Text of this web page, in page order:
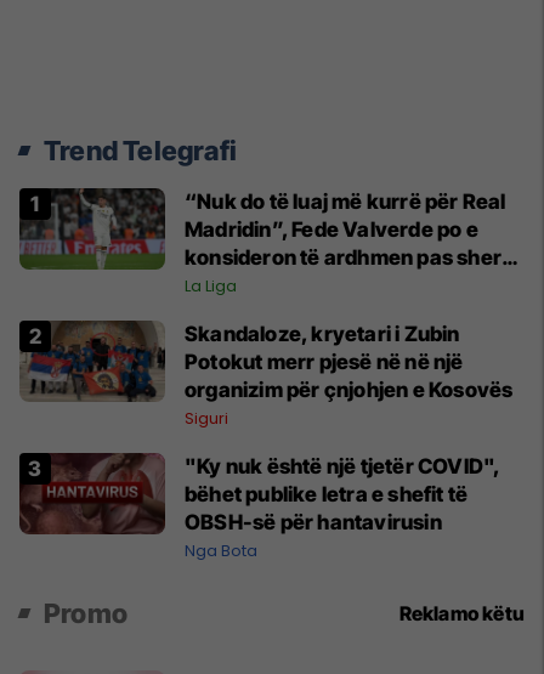
Trend Telegrafi
“Nuk do të luaj më kurrë për Real
Madridin”, Fede Valverde po e
konsideron të ardhmen pas sherrit
me Tchouamenin
La Liga
Skandaloze, kryetari i Zubin
Potokut merr pjesë në në një
organizim për çnjohjen e Kosovës
Siguri
"Ky nuk është një tjetër COVID",
bëhet publike letra e shefit të
OBSH-së për hantavirusin
Nga Bota
Promo Reklamo këtu